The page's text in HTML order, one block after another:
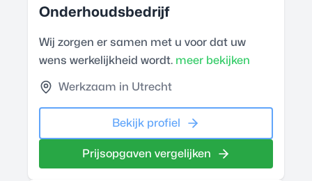
Onderhoudsbedrijf
Wij zorgen er samen met u voor dat uw
wens werkelijkheid wordt. meer bekijken
Werkzaam in Utrecht
Bekijk profiel
Prijsopgaven vergelijken